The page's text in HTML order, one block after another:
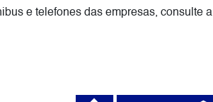
e telefones das empresas, consulte a